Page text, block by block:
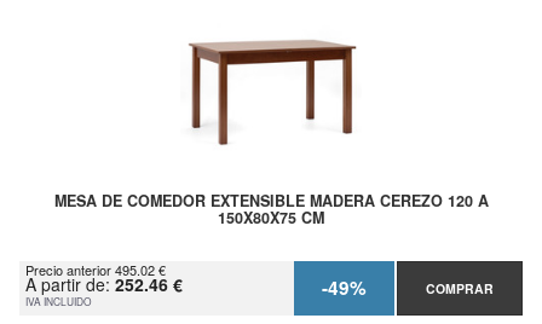
MESA DE COMEDOR EXTENSIBLE MADERA CEREZO 120 A
150X80X75 CM
Precio anterior 495.02 €
A partir de: 252.46 €
IVA INCLUIDO -49% COMPRAR